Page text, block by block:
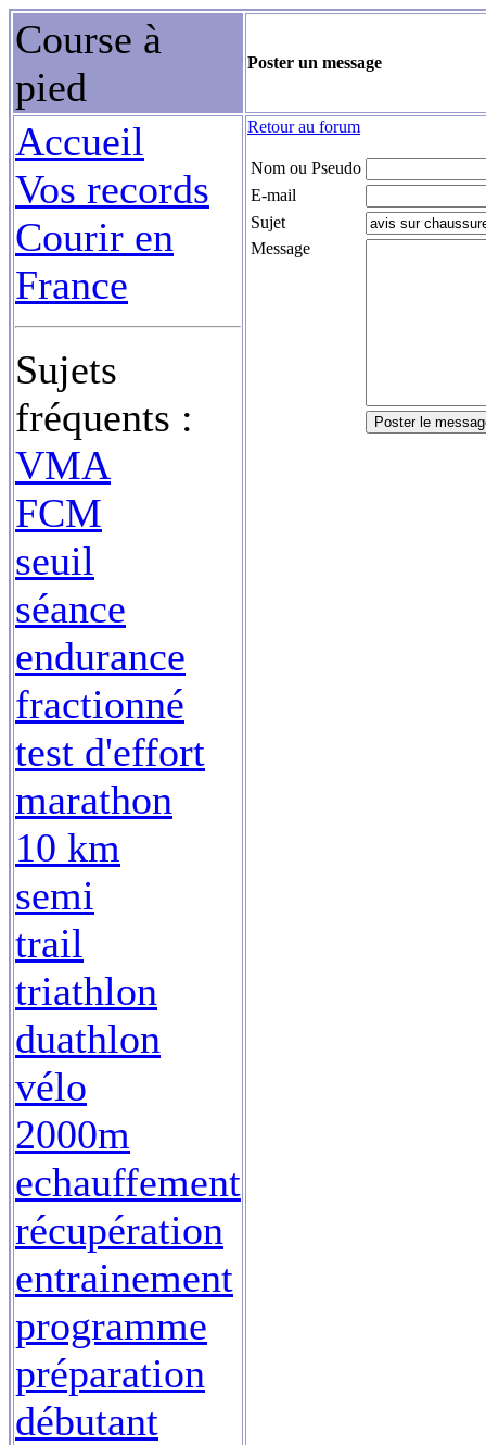
Course à
pied
Poster un message
Accueil
Vos records
Courir en
France
Sujets
fréquents :
VMA
FCM
seuil
séance
endurance
fractionné
test d'effort
marathon
10 km
semi
trail
triathlon
duathlon
vélo
2000m
echauffement
récupération
entrainement
programme
préparation
débutant
Retour au forum
Nom ou Pseudo
E-mail
Sujet
Message